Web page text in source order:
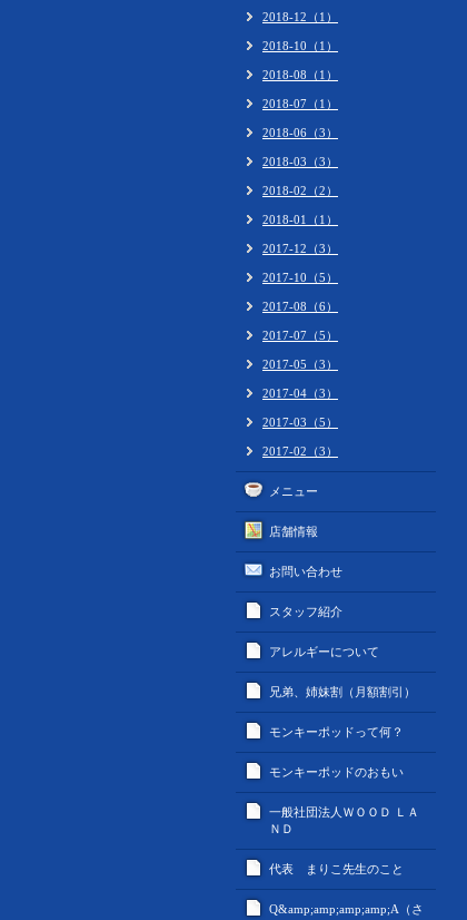
2018-12（1）
2018-10（1）
2018-08（1）
2018-07（1）
2018-06（3）
2018-03（3）
2018-02（2）
2018-01（1）
2017-12（3）
2017-10（5）
2017-08（6）
2017-07（5）
2017-05（3）
2017-04（3）
2017-03（5）
2017-02（3）
メニュー
店舗情報
お問い合わせ
スタッフ紹介
アレルギーについて
兄弟、姉妹割（月額割引）
モンキーポッドって何？
モンキーポッドのおもい
一般社団法人ＷＯＯＤ ＬＡ
ＮＤ
代表 まりこ先生のこと
Q&amp;amp;amp;amp;A（さ